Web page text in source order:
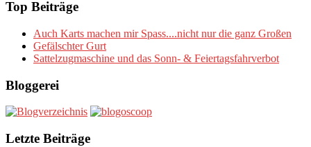
Top Beiträge
Auch Karts machen mir Spass....nicht nur die ganz Großen
Gefälschter Gurt
Sattelzugmaschine und das Sonn- & Feiertagsfahrverbot
Bloggerei
Letzte Beiträge